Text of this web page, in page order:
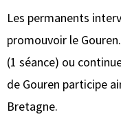
Les permanents
promouvoir le
(1 séance) ou
de Gouren participe
Bretagne.